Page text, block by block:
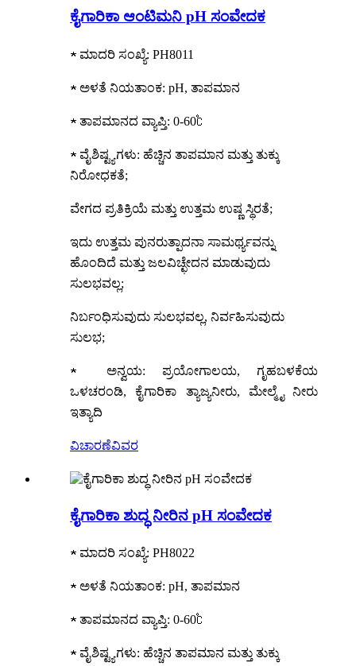
ಕೈಗಾರಿಕಾ ಆಂಟಿಮನಿ pH ಸಂವೇದಕ
★ ಮಾದರಿ ಸಂಖ್ಯೆ: PH8011
★ ಅಳತೆ ನಿಯತಾಂಕ: pH, ತಾಪಮಾನ
★ ತಾಪಮಾನದ ವ್ಯಾಪ್ತಿ: 0-60℃
★ ವೈಶಿಷ್ಟ್ಯಗಳು: ಹೆಚ್ಚಿನ ತಾಪಮಾನ ಮತ್ತು ತುಕ್ಕು
ನಿರೋಧಕತೆ;
ವೇಗದ ಪ್ರತಿಕ್ರಿಯೆ ಮತ್ತು ಉತ್ತಮ ಉಷ್ಣ ಸ್ಥಿರತೆ;
ಇದು ಉತ್ತಮ ಪುನರುತ್ಪಾದನಾ ಸಾಮರ್ಥ್ಯವನ್ನು
ಹೊಂದಿದೆ ಮತ್ತು ಜಲವಿಚ್ಛೇದನ ಮಾಡುವುದು
ಸುಲಭವಲ್ಲ;
ನಿರ್ಬಂಧಿಸುವುದು ಸುಲಭವಲ್ಲ, ನಿರ್ವಹಿಸುವುದು
ಸುಲಭ;
★ ಅನ್ವಯ: ಪ್ರಯೋಗಾಲಯ, ಗೃಹಬಳಕೆಯ
ಒಳಚರಂಡಿ, ಕೈಗಾರಿಕಾ ತ್ಯಾಜ್ಯನೀರು, ಮೇಲ್ಮೈ ನೀರು
ಇತ್ಯಾದಿ
ವಿಚಾರಣೆವಿವರ
ಕೈಗಾರಿಕಾ ಶುದ್ಧ ನೀರಿನ pH ಸಂವೇದಕ
★ ಮಾದರಿ ಸಂಖ್ಯೆ: PH8022
★ ಅಳತೆ ನಿಯತಾಂಕ: pH, ತಾಪಮಾನ
★ ತಾಪಮಾನದ ವ್ಯಾಪ್ತಿ: 0-60℃
★ ವೈಶಿಷ್ಟ್ಯಗಳು: ಹೆಚ್ಚಿನ ತಾಪಮಾನ ಮತ್ತು ತುಕ್ಕು